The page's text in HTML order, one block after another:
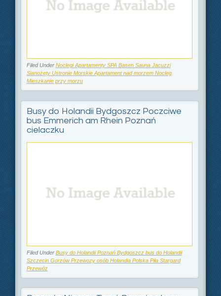
Filed Under Noclegi Apartamenty SPA Basen Sauna Jacuzzi
Sianożęty Ustronie Morskie Apartament nad morzem Nocleg
Mieszkanie przy morzu
Busy do Holandii Bydgoszcz Poczciwe
bus Emmerich am Rhein Poznań
cielaczku
Filed Under Busy do Holandii Poznań Bydgoszcz bus do Holandii
Szczecin Gorzów Przewozy osób Holandia Polska Piła Stargard
Przewóz